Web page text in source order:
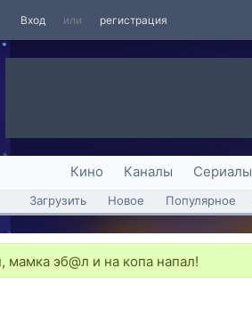
Вход или регистрация
Кино Каналы Сериалы
Загрузить Новое Популярное
мамка эб@л и на копа напал!